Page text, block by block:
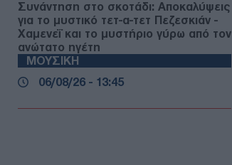
Συνάντηση στο σκοτάδι: Αποκαλύψεις
για το μυστικό τετ-α-τετ Πεζεσκιάν -
Χαμενεΐ και το μυστήριο γύρω από τον
ανώτατο ηγέτη
ΜΟΥΣΙΚΗ
06/08/26 - 13:45